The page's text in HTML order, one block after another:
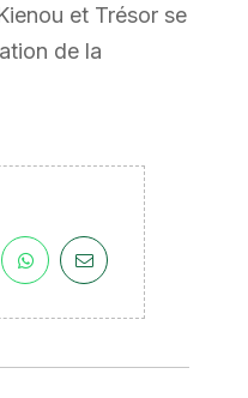
et Trésor se
de la